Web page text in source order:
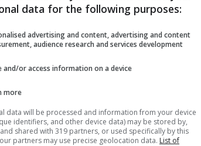
data for the following purposes:
advertising and content, advertising and content
audience research and services development
and/or access information on a device
more
data will be processed and information from your device
identifiers, and other device data) may be stored by,
shared with 319 partners, or used specifically by this
partners may use precise geolocation data. List of